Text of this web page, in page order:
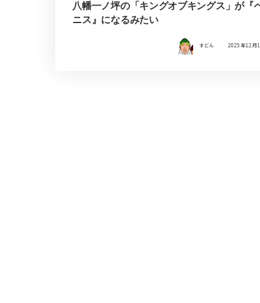
八幡一ノ坪の「キングオブキングス」が『
ニス』になるみたい
すどん 2025年12月